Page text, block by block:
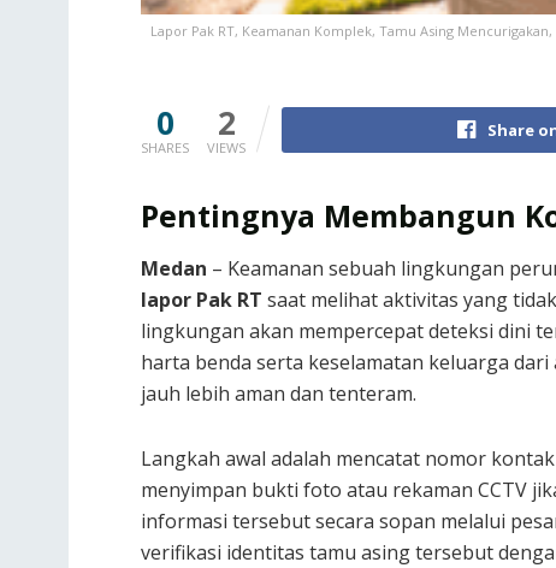
Lapor Pak RT, Keamanan Komplek, Tamu Asing
0
SHARES
2
VIEWS
Share
Pentingnya Membangun
Medan – Keamanan sebuah lingkungan
lapor Pak RT saat melihat aktivitas yang
lingkungan akan mempercepat deteksi dini
harta benda serta keselamatan keluarga
jauh lebih aman dan tenteram.
Langkah awal adalah mencatat nomor
menyimpan bukti foto atau rekaman CCTV
informasi tersebut secara sopan melalui
verifikasi identitas tamu asing tersebut